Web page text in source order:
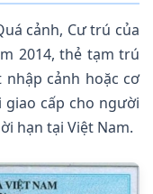
cảnh, Cư trú của
2014, thẻ tạm trú
cảnh hoặc cơ
giao cấp cho người
hạn tại Việt Nam.